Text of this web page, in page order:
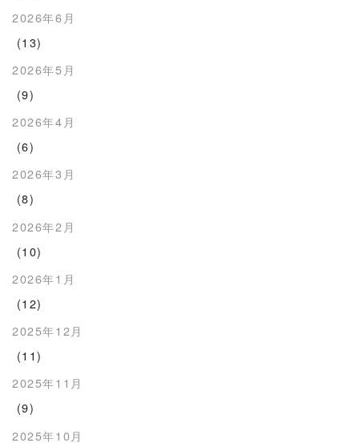
2026年6月
(13)
2026年5月
(9)
2026年4月
(6)
2026年3月
(8)
2026年2月
(10)
2026年1月
(12)
2025年12月
(11)
2025年11月
(9)
2025年10月